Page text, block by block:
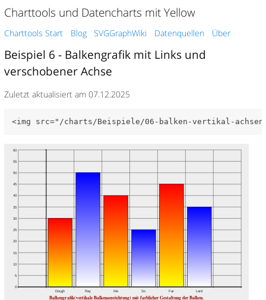
Charttools und Datencharts mit Yellow
Charttools Start Blog SVGGraphWiki Datenquellen Über
Beispiel 6 - Balkengrafik mit Links und
verschobener Achse
Zuletzt aktualisiert am 07.12.2025